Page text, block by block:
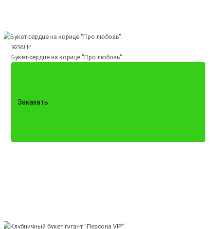
9290 ₽
Букет-сердце на корице "Про любовь"
Заказать